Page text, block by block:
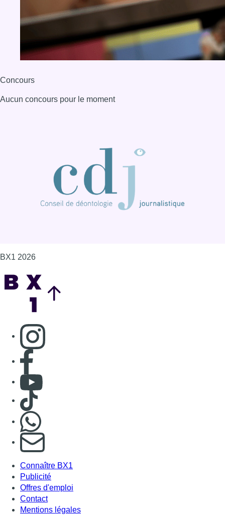
Concours
Aucun concours pour le moment
BX1 2026
Consulter page Instagram
Consulter page Facebook
Consulter Youtube
Consulter TikTok
S'abonner à notre newsletter
Connaître BX1
Publicité
Offres d'emploi
Contact
Mentions légales